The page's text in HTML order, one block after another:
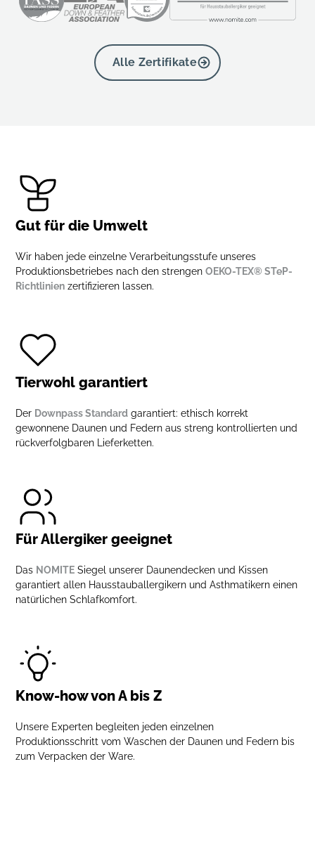
Alle Zertifikate
Gut für die Umwelt
Wir haben jede einzelne Verarbeitungsstufe unseres
Produktionsbetriebes nach den strengenOEKO-TEX® STeP-
Richtlinien zertifizieren lassen.
Tierwohl garantiert
Der Downpass Standard garantiert: ethisch korrekt
gewonnene Daunen und Federn aus streng kontrollierten und
rückverfolgbaren Lieferketten.
Für Allergiker geeignet
Das NOMITE Siegel unserer Daunendecken und Kissen
garantiert allen Hausstauballergikern und Asthmatikern einen
natürlichen Schlafkomfort.
Know-how von A bis Z
Unsere Experten begleiten jeden einzelnen
Produktionsschritt vom Waschen der Daunen und Federn bis
zum Verpacken der Ware.